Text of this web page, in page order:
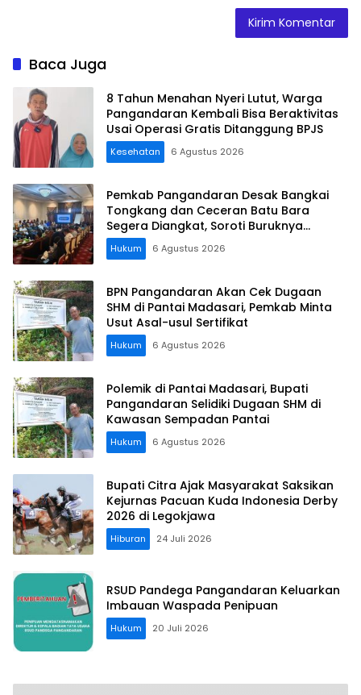
Baca Juga
8 Tahun Menahan Nyeri Lutut, Warga
Pangandaran Kembali Bisa Beraktivitas
Usai Operasi Gratis Ditanggung BPJS
Kesehatan 6 Agustus 2026
Pemkab Pangandaran Desak Bangkai
Tongkang dan Ceceran Batu Bara
Segera Diangkat, Soroti Buruknya
Koordinasi Perusahaan
Hukum 6 Agustus 2026
BPN Pangandaran Akan Cek Dugaan
SHM di Pantai Madasari, Pemkab Minta
Usut Asal-usul Sertifikat
Hukum 6 Agustus 2026
Polemik di Pantai Madasari, Bupati
Pangandaran Selidiki Dugaan SHM di
Kawasan Sempadan Pantai
Hukum 6 Agustus 2026
Bupati Citra Ajak Masyarakat Saksikan
Kejurnas Pacuan Kuda Indonesia Derby
2026 di Legokjawa
Hiburan 24 Juli 2026
RSUD Pandega Pangandaran Keluarkan
Imbauan Waspada Penipuan
Hukum 20 Juli 2026